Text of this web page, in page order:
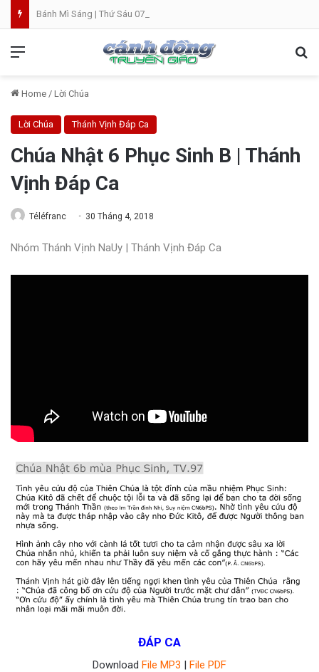
Home / Lời Chúa
Lời Chúa Thánh Vịnh Đáp Ca
Chúa Nhật 6 Phục Sinh B | Thánh
Vịnh Đáp Ca
Téléfranc 30 Tháng 4, 2018
Nhóm Thánh Vịnh NaUy | Thánh Vịnh Đáp Ca
ĐÁP CA
Download File MP3 | File PDF